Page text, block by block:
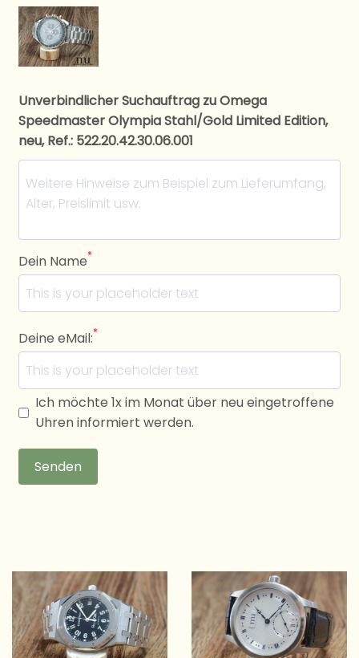
Unverbindlicher Suchauftrag zu Omega
Speedmaster Olympia Stahl/Gold Limited Edition,
neu, Ref.: 522.20.42.30.06.001
Dein Name*
Deine eMail:*
Ich möchte 1x im Monat über neu eingetroffene
Uhren informiert werden.
Senden